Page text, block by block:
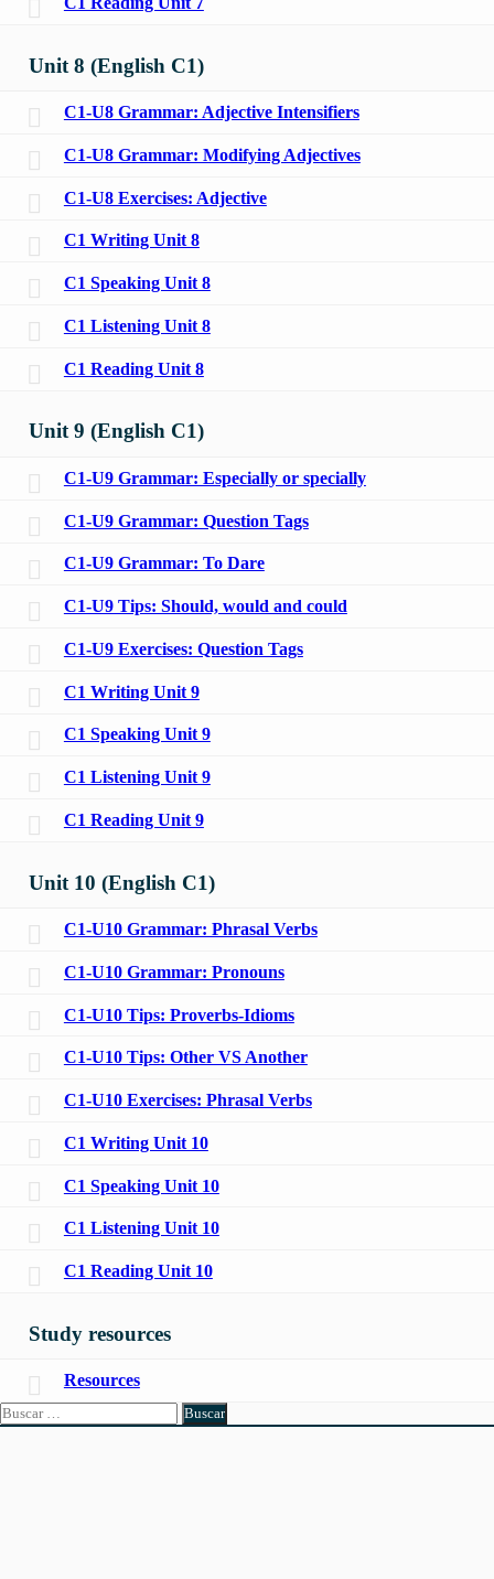
Unit 8 (English C1)
C1-U8 Grammar: Adjective Intensifiers
C1-U8 Grammar: Modifying Adjectives
C1-U8 Exercises: Adjective
C1 Writing Unit 8
C1 Speaking Unit 8
C1 Listening Unit 8
C1 Reading Unit 8
Unit 9 (English C1)
C1-U9 Grammar: Especially or specially
C1-U9 Grammar: Question Tags
C1-U9 Grammar: To Dare
C1-U9 Tips: Should, would and could
C1-U9 Exercises: Question Tags
C1 Writing Unit 9
C1 Speaking Unit 9
C1 Listening Unit 9
C1 Reading Unit 9
Unit 10 (English C1)
C1-U10 Grammar: Phrasal Verbs
C1-U10 Grammar: Pronouns
C1-U10 Tips: Proverbs-Idioms
C1-U10 Tips: Other VS Another
C1-U10 Exercises: Phrasal Verbs
C1 Writing Unit 10
C1 Speaking Unit 10
C1 Listening Unit 10
C1 Reading Unit 10
Study resources
Resources
Buscar: